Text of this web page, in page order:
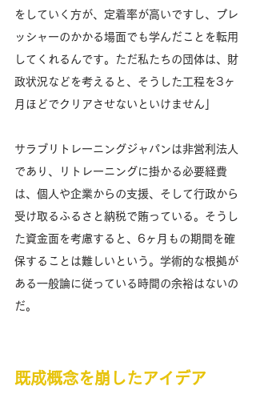
をしていく方が、定着率が高いですし、プレ
ッシャーのかかる場面でも学んだことを転用
してくれるんです。ただ私たちの団体は、財
政状況などを考えると、そうした工程を3ヶ
月ほどでクリアさせないといけません」
サラブリトレーニングジャパンは非営利法人
であり、リトレーニングに掛かる必要経費
は、個人や企業からの支援、そして行政から
受け取るふるさと納税で賄っている。そうし
た資金面を考慮すると、6ヶ月もの期間を確
保することは難しいという。学術的な根拠が
ある一般論に従っている時間の余裕はないの
だ。
既成概念を崩したアイデア